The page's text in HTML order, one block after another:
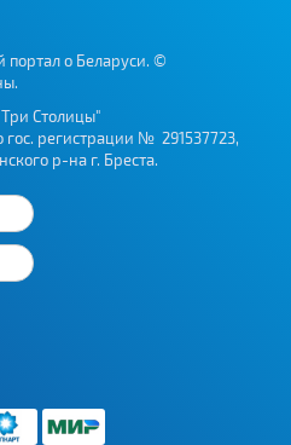
портал о Беларуси. ©
Столицы"
гос. регистрации № 291537723,
р-на г. Бреста.